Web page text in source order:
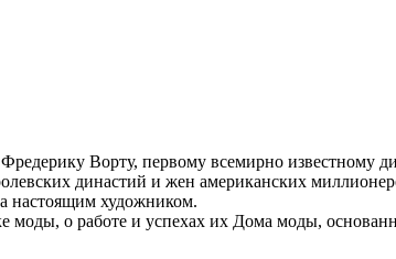
Ворту, первому всемирно известному
династий и жен американских
настоящим художником.
моды, о работе и успехах их Дома моды,